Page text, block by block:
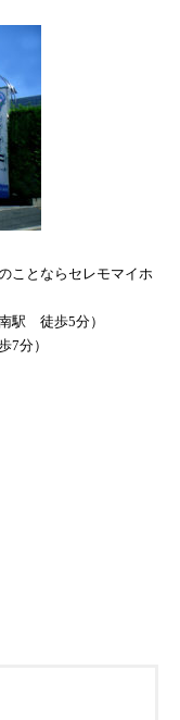
ことならセレモマイホ
駅 徒歩5分）
7分）